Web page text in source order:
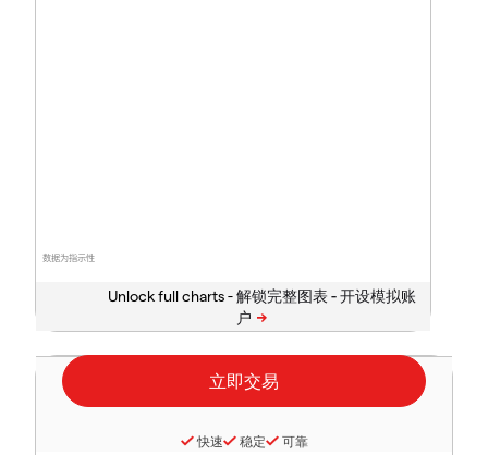
数据为指示性
Unlock full charts -
快速 稳定 可靠